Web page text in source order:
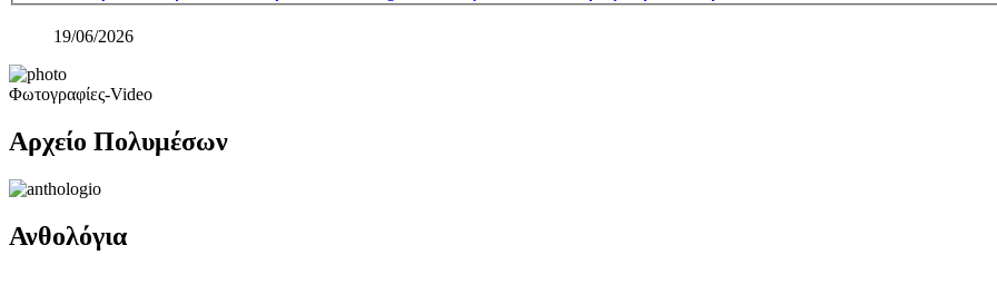
19/06/2026
Φωτογραφίες-Video
Αρχείο Πολυμέσων
Ανθολόγια